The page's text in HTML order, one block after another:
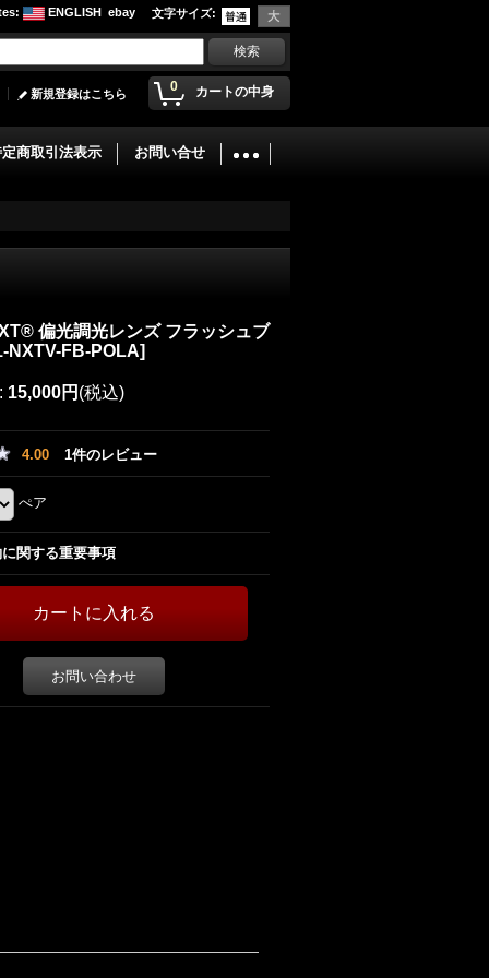
文字サイズ:
: ENGLISH ebay
0 カートの中身
新規登録はこちら
商取引法表示 お問い合せ
偏光調光レンズ フラッシュブ
NXTV-FB-POLA]
: 15,000円 (税込)
4.00 1件のレビュー
ぺア
関する重要事項
お問い合わせ